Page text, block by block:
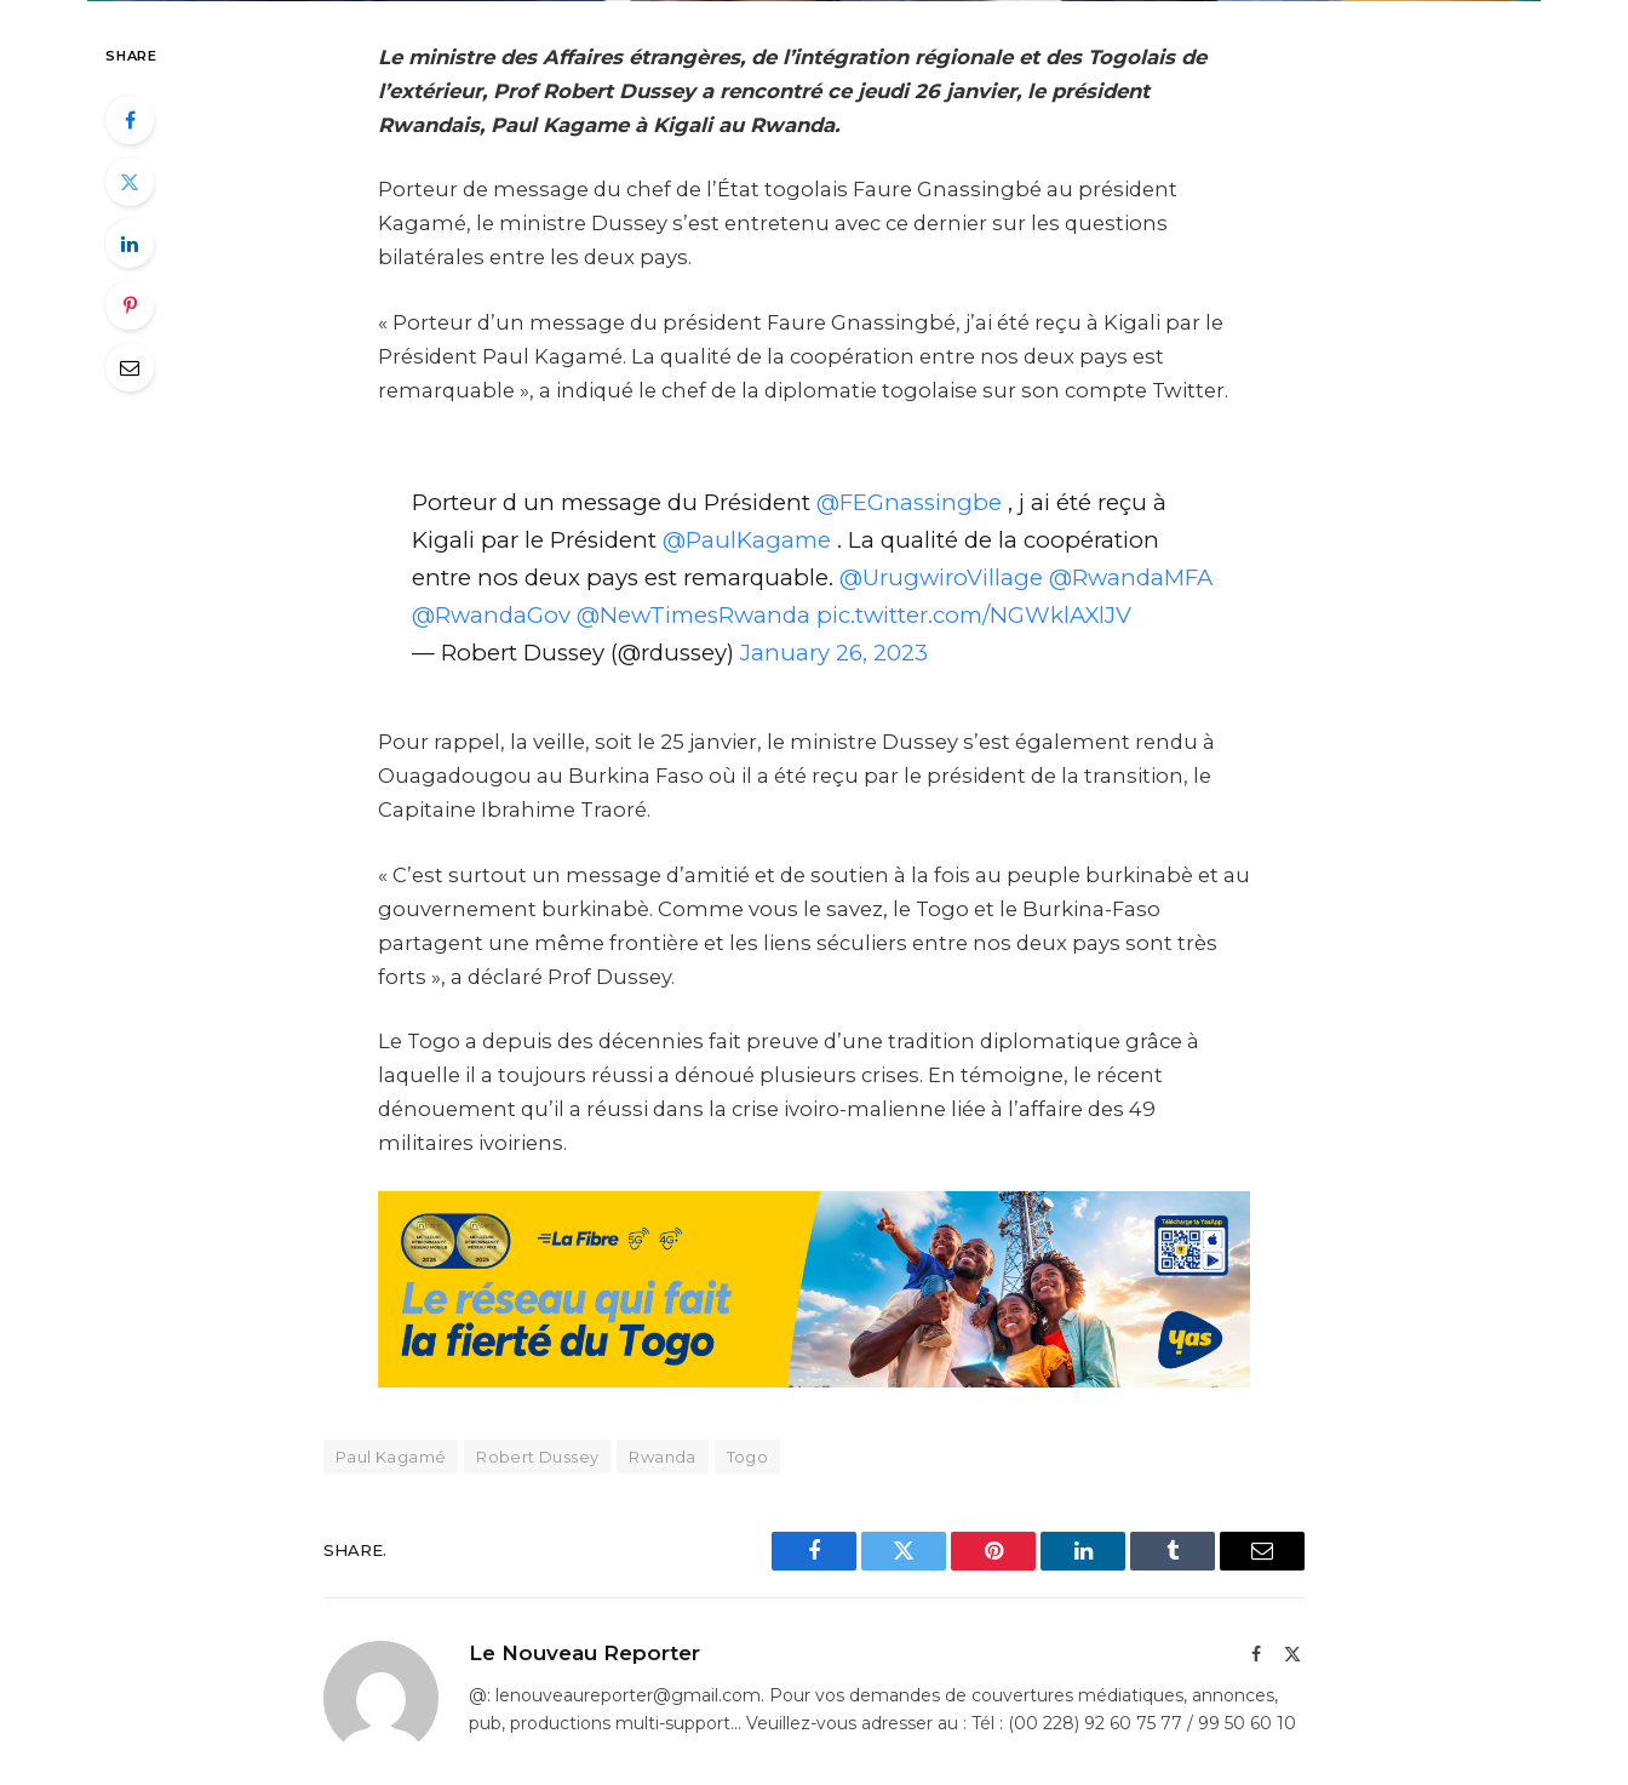
SHARE
Le ministre des Affaires étrangères, de l’intégration régionale et des Togolais de
l’extérieur, Prof Robert Dussey a rencontré ce jeudi 26 janvier, le président
Rwandais, Paul Kagame à Kigali au Rwanda.
Porteur de message du chef de l’État togolais Faure Gnassingbé au président
Kagamé, le ministre Dussey s’est entretenu avec ce dernier sur les questions
bilatérales entre les deux pays.
« Porteur d’un message du président Faure Gnassingbé, j’ai été reçu à Kigali par le
Président Paul Kagamé. La qualité de la coopération entre nos deux pays est
remarquable », a indiqué le chef de la diplomatie togolaise sur son compte Twitter.
Kigali par le Président @PaulKagame. La qualité de la coopération
entre nos deux pays est remarquable.@UrugwiroVillage @RwandaMFA
@RwandaGov @NewTimesRwanda pic.twitter.com/NGWklAXlJV
— Robert Dussey (@rdussey)January 26, 2023
Ouagadougou au Burkina Faso où il a été reçu par le président de la transition, le
Capitaine Ibrahime Traoré.
gouvernement burkinabè. Comme vous le savez, le Togo et le Burkina-Faso
partagent une même frontière et les liens séculiers entre nos deux pays sont très
forts », a déclaré Prof Dussey.
laquelle il a toujours réussi a dénoué plusieurs crises. En témoigne, le récent
dénouement qu’il a réussi dans la crise ivoiro-malienne liée à l’affaire des 49
militaires ivoiriens.
Facebook Twitter Pinterest LinkedIn Tumblr Email
@: lenouveaureporter@gmail.com. Pour vos demandes de couvertures médiatiques, annonces,
pub, productions multi-support… Veuillez-vous adresser au : Tél : (00 228) 92 60 75 77 / 99 50 60 10